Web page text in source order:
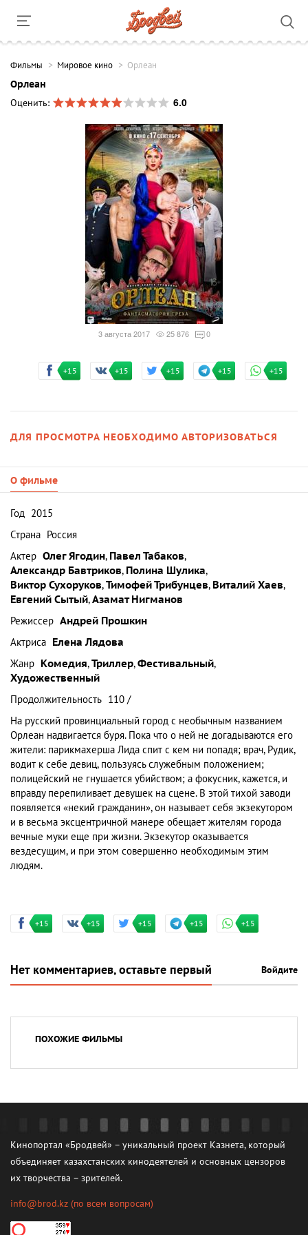
Фильмы Мировое кино Орлеан
Орлеан
Оценить:
6.0
3 августа 2017 25 876 0
+15 +15 +15 +15 +15
ДЛЯ ПРОСМОТРА НЕОБХОДИМО АВТОРИЗОВАТЬСЯ
О фильме
Год 2015
Страна Россия
Актер Олег Ягодин, Павел Табаков,
Александр Бавтриков, Полина Шулика,
Виктор Сухоруков,Тимофей Трибунцев, Виталий Хаев,
Евгений Сытый,Азамат Нигманов
Режиссер Андрей Прошкин
Актриса Елена Лядова
Жанр Комедия,Триллер,Фестивальный,
Художественный
Продолжительность 110 /
На русский провинциальный город с необычным названием
Орлеан надвигается буря. Пока что о ней не догадываются его
жители: парикмахерша Лида спит с кем ни попадя; врач, Рудик,
водит к себе девиц, пользуясь служебным положением;
полицейский не гнушается убийством; а фокусник, кажется, и
вправду перепиливает девушек на сцене. В этой тихой заводи
появляется «некий гражданин», он называет себя экзекутором
и в весьма эксцентричной манере обещает жителям города
вечные муки еще при жизни. Экзекутор оказывается
вездесущим, и при этом совершенно необходимым этим
людям.
+15 +15 +15 +15 +15
Нет комментариев, оставьте первый Войдите
ПОХОЖИЕ ФИЛЬМЫ
Кинопортал «Бродвей» – уникальный проект Казнета, который
объединяет казахстанских кинодеятелей и основных цензоров
их творчества – зрителей.
info@brod.kz (по всем вопросам)